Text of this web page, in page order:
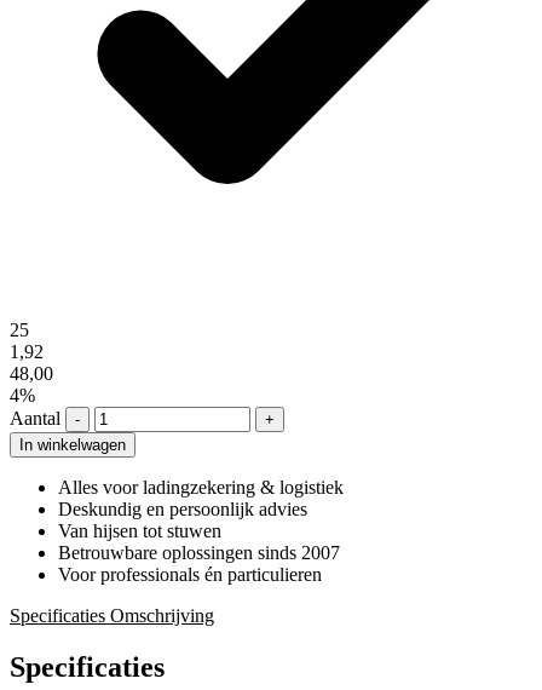
25
1,92
48,00
4%
Aantal
-
+
In winkelwagen
Alles voor ladingzekering & logistiek
Deskundig en persoonlijk advies
Van hijsen tot stuwen
Betrouwbare oplossingen sinds 2007
Voor professionals én particulieren
Specificaties Omschrijving
Specificaties